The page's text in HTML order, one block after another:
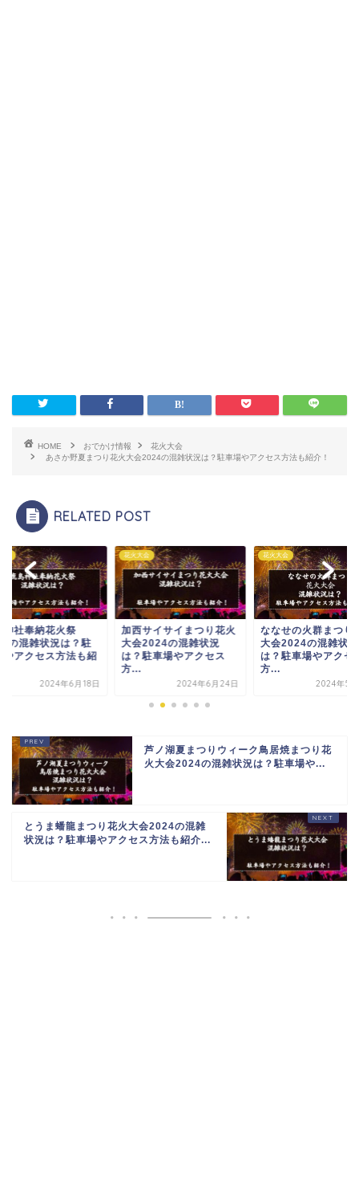
HOME おでかけ情報
花火大会
あさか野夏まつり花火大会2024の混雑状況は？駐車場やアクセス方法も紹介！
RELATED POST
サイサイまつり花火
2024の混雑状況
駐車場やアクセス
2024年6月24日
花火大会
ななせの火群まつり花火
大会2024の混雑状況
は？駐車場やアクセス
方...
2024年5月29日
花火大会
湯の川温泉花火大会
2024の混雑状況は
車場やアクセス方法
介...
2024年6
芦ノ湖夏まつりウィーク鳥居焼まつり花
火大会2024の混雑状況は？駐車場や...
とうま蟠龍まつり花火大会2024の混雑
状況は？駐車場やアクセス方法も紹介...